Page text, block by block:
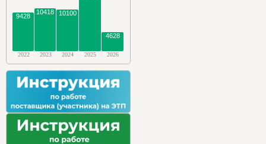
9428
10418 10100
4628
2022 2023 2024 2025 2026